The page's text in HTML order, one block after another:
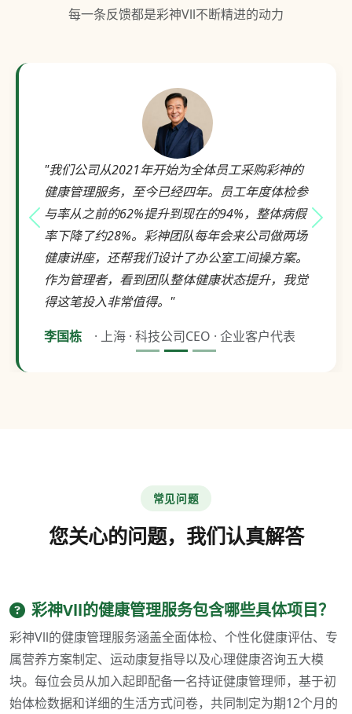
每一条反馈都是彩神Vll不断精进的动力
"我们公司从2021年开始为全体员工采购彩神的
健康管理服务，至今已经四年。员工年度体检参
与率从之前的62%提升到现在的94%，整体病假
率下降了约28%。彩神团队每年会来公司做两场
健康讲座，还帮我们设计了办公室工间操方案。
作为管理者，看到团队整体健康状态提升，我觉
得这笔投入非常值得。"
李国栋
· 上海 · 科技公司CEO · 企业客户代表
上一个评价 下一
常见问题
您关心的问题，我们认真解答
彩神Vll的健康管理服务包含哪些具体项目？
彩神Vll的健康管理服务涵盖全面体检、个性化健康评估、专
属营养方案制定、运动康复指导以及心理健康咨询五大模
块。每位会员从加入起即配备一名持证健康管理师，基于初
始体检数据和详细的生活方式问卷，共同制定为期12个月的